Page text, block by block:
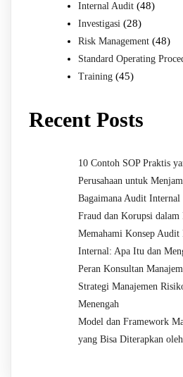
Internal Audit (48)
Investigasi (28)
Risk Management (48)
Standard Operating
Training (45)
Recent Posts
10 Contoh SOP Praktis
Perusahaan untuk
Bagaimana Audit Internal
Fraud dan Korupsi dalam
Memahami Konsep
Internal: Apa Itu dan
Peran Konsultan
Strategi Manajemen
Menengah
Model dan Framework
yang Bisa Diterapkan